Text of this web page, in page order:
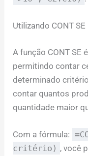
Utilizando CONT
A função CONT SE
permitindo contar
determinado
contar quantos
quantidade maior
Com a fórmula:
critério) , você